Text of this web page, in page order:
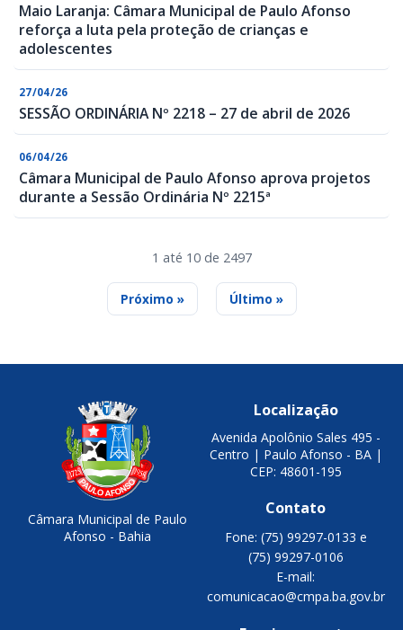
Maio Laranja: Câmara Municipal de Paulo Afonso
reforça a luta pela proteção de crianças e
adolescentes
27/04/26
SESSÃO ORDINÁRIA Nº 2218 – 27 de abril de 2026
06/04/26
Câmara Municipal de Paulo Afonso aprova projetos
durante a Sessão Ordinária Nº 2215ª
1 até 10 de 2497
Próximo » Último »
Câmara Municipal de Paulo
Afonso - Bahia
Localização
Avenida Apolônio Sales 495 -
Centro | Paulo Afonso - BA |
CEP: 48601-195
Contato
Fone: (75) 99297-0133 e
(75) 99297-0106
E-mail:
comunicacao@cmpa.ba.gov.br